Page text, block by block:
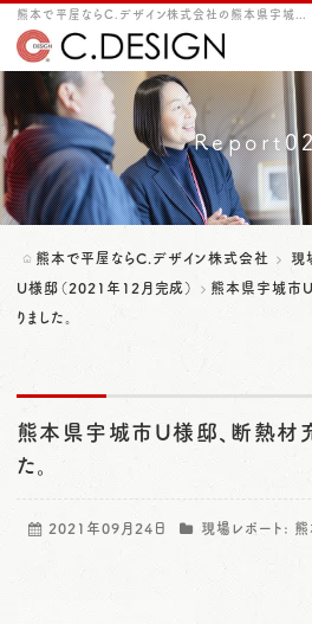
熊本で平屋ならC.デザイン株式会社の熊本県宇城市U様邸、断熱材充填工事始まりました。をご紹介
熊本で平屋ならC.デザイン株式会社 現
U様邸（2021年12月完成）
熊本県宇城市
りました。
熊本県宇城市U様邸、断熱材
た。
2021年09月24日 現場レポート: